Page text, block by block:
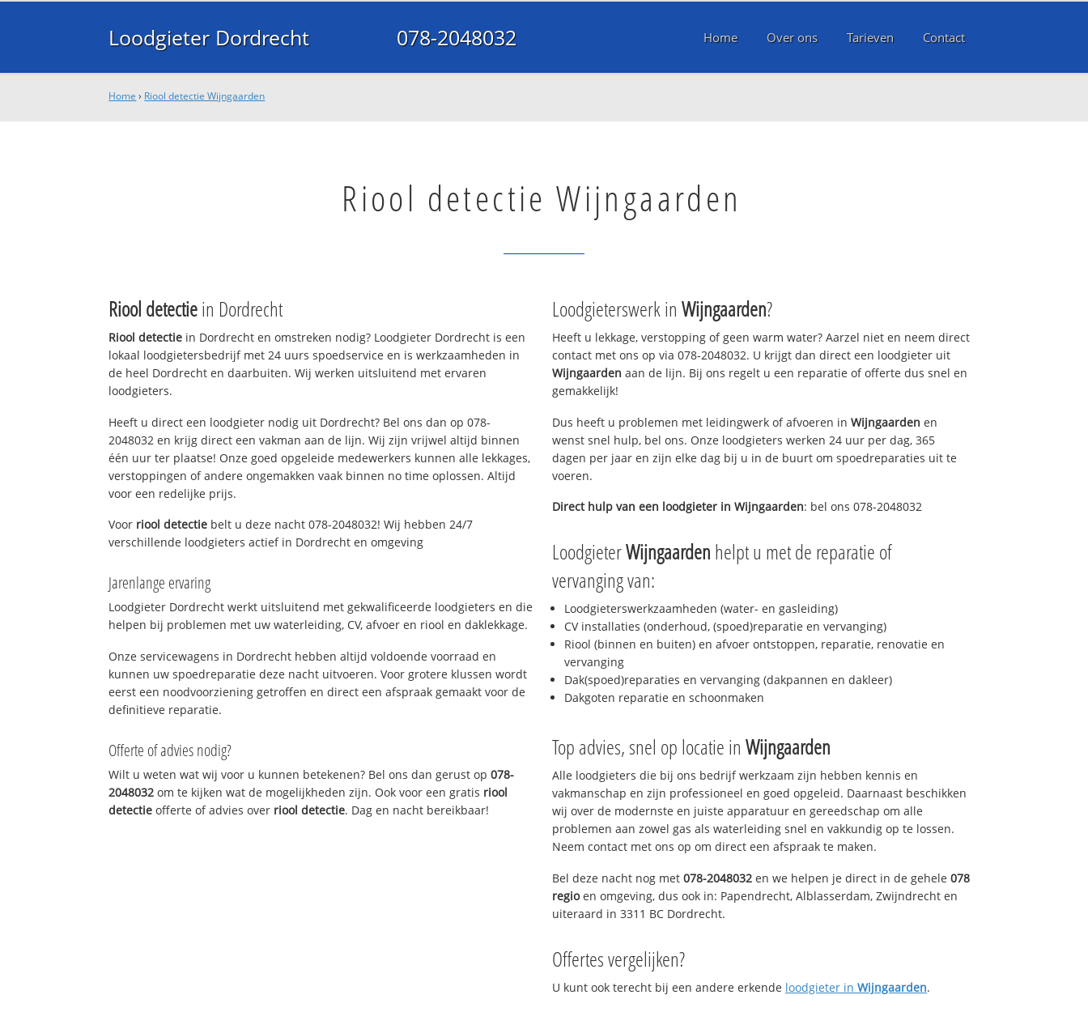
Loodgieter Dordrecht 078-2048032 Home Over ons Tarieven Contact
Home › Riool detectie Wijngaarden
Riool detectie Wijngaarden
Riool detectiein Dordrecht
Riool detectie in Dordrecht en omstreken nodig? Loodgieter Dordrecht is een
lokaal loodgietersbedrijf met 24 uurs spoedservice en is werkzaamheden in
de heel Dordrecht en daarbuiten. Wij werken uitsluitend met ervaren
loodgieters.
Heeft u direct een loodgieter nodig uit Dordrecht? Bel ons dan op 078-
2048032 en krijg direct een vakman aan de lijn. Wij zijn vrijwel altijd binnen
één uur ter plaatse! Onze goed opgeleide medewerkers kunnen alle lekkages,
verstoppingen of andere ongemakken vaak binnen no time oplossen. Altijd
voor een redelijke prijs.
Voor riool detectie belt u deze nacht 078-2048032! Wij hebben 24/7
verschillende loodgieters actief in Dordrecht en omgeving
Jarenlange ervaring
Loodgieter Dordrecht werkt uitsluitend met gekwalificeerde loodgieters en die
helpen bij problemen met uw waterleiding, CV, afvoer en riool en daklekkage.
Onze servicewagens in Dordrecht hebben altijd voldoende voorraad en
kunnen uw spoedreparatie deze nacht uitvoeren. Voor grotere klussen wordt
eerst een noodvoorziening getroffen en direct een afspraak gemaakt voor de
definitieve reparatie.
Offerte of advies nodig?
Wilt u weten wat wij voor u kunnen betekenen? Bel ons dan gerust op078-
2048032 om te kijken wat de mogelijkheden zijn. Ook voor een gratis riool
detectie offerte of advies over riool detectie. Dag en nacht bereikbaar!
Loodgieterswerk in Wijngaarden?
Heeft u lekkage, verstopping of geen warm water? Aarzel niet en neem direct
contact met ons op via 078-2048032. U krijgt dan direct een loodgieter uit
Wijngaarden aan de lijn. Bij ons regelt u een reparatie of offerte dus snel en
gemakkelijk!
Dus heeft u problemen met leidingwerk of afvoeren in Wijngaarden en
wenst snel hulp, bel ons. Onze loodgieters werken 24 uur per dag, 365
dagen per jaar en zijn elke dag bij u in de buurt om spoedreparaties uit te
voeren.
Direct hulp van een loodgieter in Wijngaarden: bel ons 078-2048032
LoodgieterWijngaarden helpt u met de reparatie of
vervanging van:
Loodgieterswerkzaamheden (water- en gasleiding)
CV installaties (onderhoud, (spoed)reparatie en vervanging)
Riool (binnen en buiten) en afvoer ontstoppen, reparatie, renovatie en
vervanging
Dak(spoed)reparaties en vervanging (dakpannen en dakleer)
Dakgoten reparatie en schoonmaken
Top advies, snel op locatie in Wijngaarden
Alle loodgieters die bij ons bedrijf werkzaam zijn hebben kennis en
vakmanschap en zijn professioneel en goed opgeleid. Daarnaast beschikken
wij over de modernste en juiste apparatuur en gereedschap om alle
problemen aan zowel gas als waterleiding snel en vakkundig op te lossen.
Neem contact met ons op om direct een afspraak te maken.
Bel deze nacht nog met 078-2048032 en we helpen je direct in de gehele 078
regioen omgeving, dus ook in: Papendrecht, Alblasserdam, Zwijndrecht en
uiteraard in 3311 BC Dordrecht.
Offertes vergelijken?
U kunt ook terecht bij een andere erkende loodgieter in Wijngaarden.